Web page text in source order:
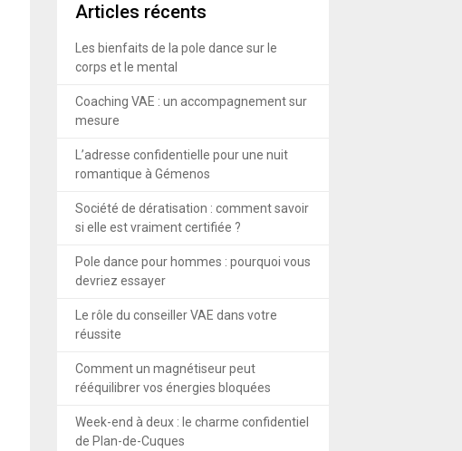
Articles récents
Les bienfaits de la pole dance sur le
corps et le mental
Coaching VAE : un accompagnement sur
mesure
L’adresse confidentielle pour une nuit
romantique à Gémenos
Société de dératisation : comment savoir
si elle est vraiment certifiée ?
Pole dance pour hommes : pourquoi vous
devriez essayer
Le rôle du conseiller VAE dans votre
réussite
Comment un magnétiseur peut
rééquilibrer vos énergies bloquées
Week-end à deux : le charme confidentiel
de Plan-de-Cuques